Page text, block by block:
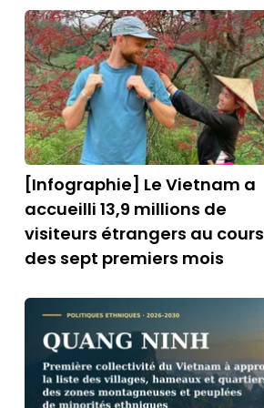
[Infographie] Le Vietnam a
accueilli 13,9 millions de
visiteurs étrangers au cours
des sept premiers mois